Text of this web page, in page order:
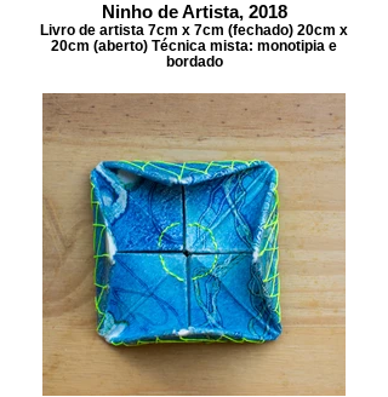
Ninho de Artista, 2018
Livro de artista 7cm x 7cm (fechado) 20cm x
20cm (aberto) Técnica mista: monotipia e
bordado